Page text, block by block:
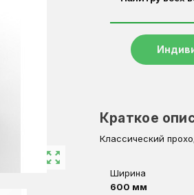
zoom_out_map
Краткое
Классический
Ширина
600 мм